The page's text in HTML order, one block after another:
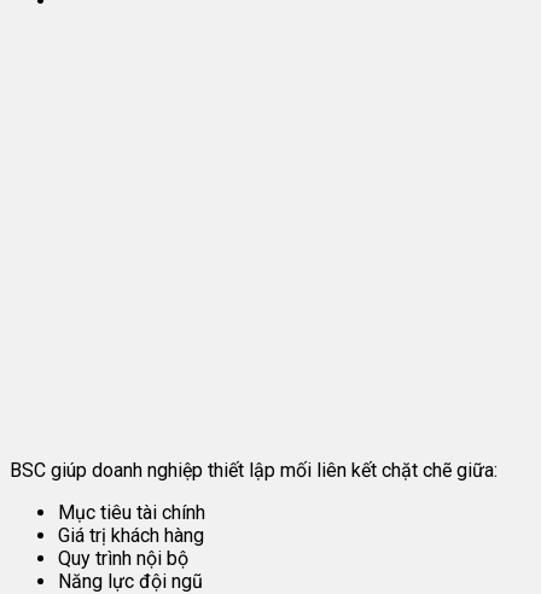
BSC giúp doanh nghiệp thiết lập mối liên kết chặt chẽ giữa:
Mục tiêu tài chính
Giá trị khách hàng
Quy trình nội bộ
Năng lực đội ngũ